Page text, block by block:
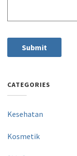
CATEGORIES
Kesehatan
Kosmetik